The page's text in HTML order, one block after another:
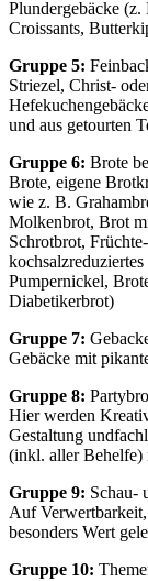
Plundergebäcke
Croissants,
Gruppe 5:
Striezel, Christ-
und aus getourten
Gruppe 6: Brote
Brote, eigene
wie z. B.
Molkenbrot, Brot
Schrotbrot,
Pumpernickel,
Diabetikerbrot)
Gruppe 7:
Gebäcke mit
Gruppe 8:
Hier werden
Gestaltung
(inkl. aller Behelfe)
Gruppe 9: Schau-
Auf
besonders Wert
Gruppe 10: